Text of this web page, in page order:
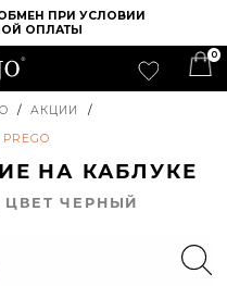
ПРИ УСЛОВИИ
ОПЛАТЫ
0
/ АКЦИИ
/
НА КАБЛУКЕ
ЦВЕТ ЧЕРНЫЙ